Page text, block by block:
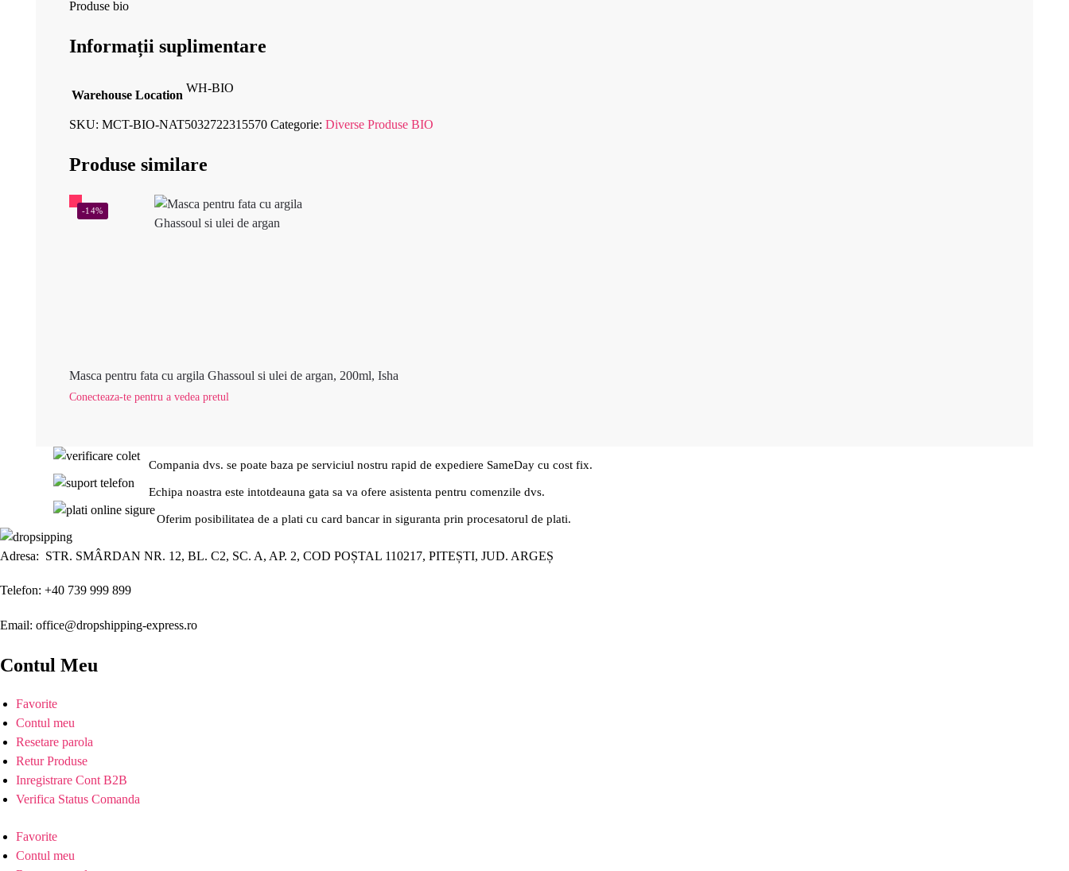
Produse bio
Informații suplimentare
Warehouse Location
WH-BIO
SKU: MCT-BIO-NAT5032722315570 Categorie: Diverse Produse BIO
Produse similare
-14%
Masca pentru fata cu argila Ghassoul si ulei de argan, 200ml, Isha
Conecteaza-te pentru a vedea pretul
Compania dvs. se poate baza pe serviciul nostru rapid de expediere SameDay cu cost fix.
Echipa noastra este intotdeauna gata sa va ofere asistenta pentru comenzile dvs.
Oferim posibilitatea de a plati cu card bancar in siguranta prin procesatorul de plati.
Adresa: STR. SMÂRDAN NR. 12, BL. C2, SC. A, AP. 2, COD POȘTAL 110217, PITEȘTI, JUD. ARGEȘ
Telefon: +40 739 999 899
Email: office@dropshipping-express.ro
Contul Meu
Favorite
Contul meu
Resetare parola
Retur Produse
Inregistrare Cont B2B
Verifica Status Comanda
Favorite
Contul meu